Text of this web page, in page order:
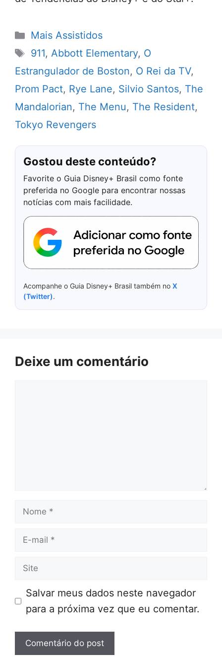
Categorias
Mais Assistidos
Tags
911, Abbott Elementary, O
Estrangulador de Boston, O Rei da TV,
Prom Pact, Rye Lane, Silvio Santos, The
Mandalorian, The Menu, The Resident,
Tokyo Revengers
Gostou deste conteúdo?
Favorite o Guia Disney+ Brasil como fonte
preferida no Google para encontrar nossas
notícias com mais facilidade.
Acompanhe o Guia Disney+ Brasil também no X
(Twitter).
Deixe um comentário
Nome
E-
Site
Salvar meus dados neste navegador
para a próxima vez que eu comentar.